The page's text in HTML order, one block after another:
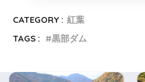
CATEGORY : 紅葉
TAGS :
黒部ダム